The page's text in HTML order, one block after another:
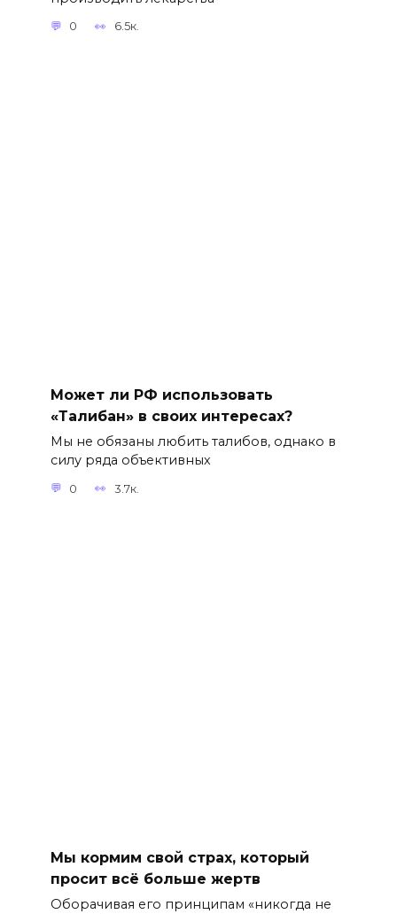
0 6.5к.
Может ли РФ использовать
«Талибан» в своих интересах?
Мы не обязаны любить талибов, однако в
силу ряда объективных
0 3.7к.
Мы кормим свой страх, который
просит всё больше жертв
Оборачивая его принципам «никогда не